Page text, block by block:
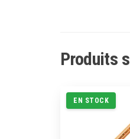
Produits
EN STOCK